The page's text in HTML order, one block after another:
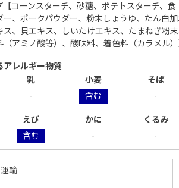
コーンスターチ、砂糖、ポテトスターチ、食
ー、ポークパウダー、粉末しょうゆ、たん白
ス、貝エキス、しいたけエキス、たまねぎ粉
（アミノ酸等）、酸味料、着色料（カラメル
アレルギー物質
乳 小麦
そば
- 含む -
えび かに
くるみ
含む - -
輸